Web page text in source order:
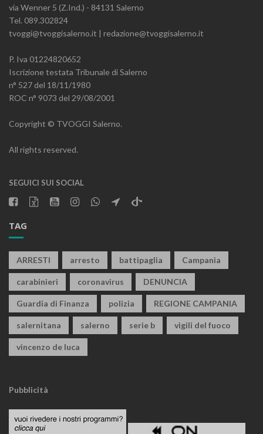
via Wenner 5 (Z.Ind.) - 84131 Salerno
Tel. 089.302824
tvoggi@tvoggisalerno.it | redazione@tvoggisalerno.it
P. Iva 01224820652
Iscrizione testata Tribunale di Salerno
n° 527 del 18/11/1980
ROC n° 9073 del 29/08/2001
Copyright © TVOGGI Salerno.
All rights reserved.
SEGUICI SUI SOCIAL
TAG
ARRESTI arresto battipaglia Campania
carabinieri coronavirus DENUNCIA
Guardia di Finanza polizia REGIONE CAMPANIA
salernitana salerno serie b vigili del fuoco
vincenzo de luca
Pubblicità